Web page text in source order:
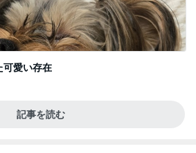
可愛い存在
記事を読む